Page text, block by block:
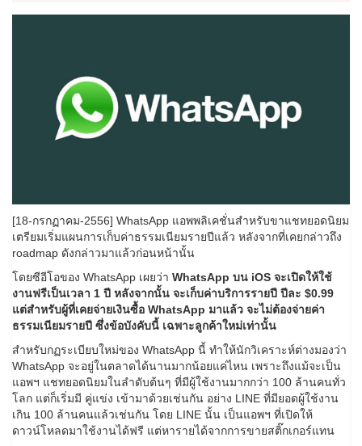
[18-กรกฏาคม-2556] WhatsApp แอพพลิเคชั่นสำหรับขาแชทยอดนิยม
เตรียมเริ่มแผนการเก็บค่าธรรมเนียมรายปีแล้ว หลังจากที่เคยกล่าวถึง
roadmap ดังกล่าวมาแล้วก่อนหน้านั้น
โดยซีอีโอของ WhatsApp เผยว่า WhatsApp บน iOS จะเปิดให้ใช้
งานฟรีเป็นเวลา 1 ปี หลังจากนั้น จะเก็บค่าบริการรายปี ปีละ $0.99
แต่สำหรับผู้ที่เคยจ่ายเงินซื้อ WhatsApp มาแล้ว จะไม่ต้องจ่ายค่า
ธรรมเนียมรายปี ซึ่งข้อบังคับนี้ เฉพาะลูกค้าใหม่เท่านั้น
สำหรับกฏระเบียบใหม่ของ WhatsApp นี้ ทำให้นักวิเคราะห์ต่างมองว่า
WhatsApp จะอยู่ในตลาดได้นานมากน้อยแค่ไหน เพราะถึงแม้จะเป็น
แอพฯ แชทยอดนิยมในลำดับต้นๆ ที่มีผู้ใช้งานมากกว่า 100 ล้านคนทั่ว
โลก แต่ก็เริ่มมี คู่แข่ง เข้ามาด้วยเช่นกัน อย่าง LINE ที่มียอดผู้ใช้งาน
เกิน 100 ล้านคนแล้วเช่นกัน โดย LINE นั้น เป็นแอพฯ ที่เปิดให้
ดาวน์โหลดมาใช้งานได้ฟรี แต่หารายได้จากการขายสติ๊กเกอร์แทน